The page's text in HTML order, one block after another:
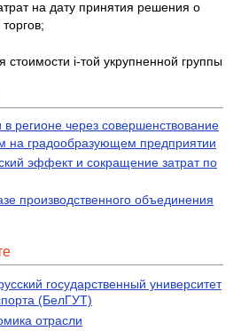
на дату принятия решения о
стоимости i-той укрупненной группы
регионе через совершенствование
на градообразующем предприятии
эффект и сокращение затрат по
производственного объединения
государственный университет
(БелГУТ)
отрасли